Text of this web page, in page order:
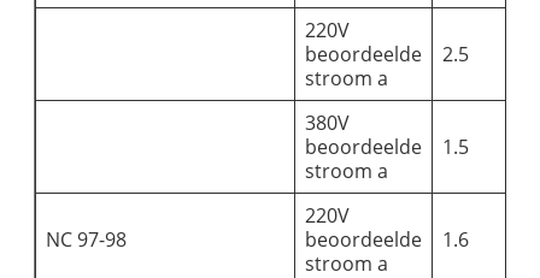
220V
beoordeelde
stroom a
2.5
380V
beoordeelde
stroom a
1.5
NC 97-98
220V
beoordeelde
stroom a
1.6